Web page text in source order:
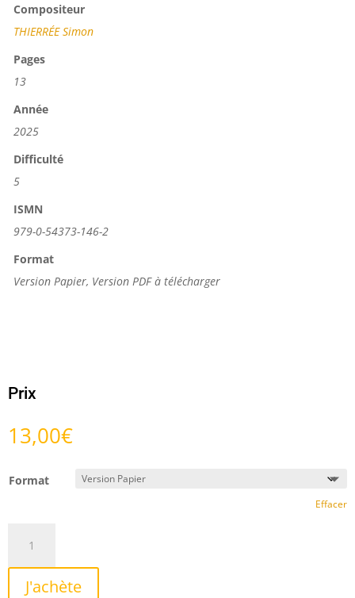
Compositeur
THIERRÉE Simon
Pages
13
Année
2025
Difficulté
5
ISMN
979-0-54373-146-2
Format
Version Papier, Version PDF à télécharger
Prix
13,00€
Format
Effacer
Trois
études
J'achète